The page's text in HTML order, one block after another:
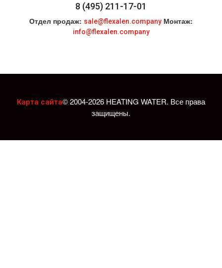
8 (495) 211-17-01
Отдел продаж: sale@flexalen.company Монтаж:
info@flexalen.company
Карта сайта© 2004-2026 HEATING WATER. Все права
защищены.